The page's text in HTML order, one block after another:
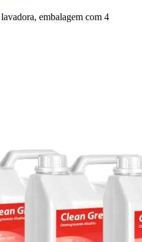
embalagem com 4